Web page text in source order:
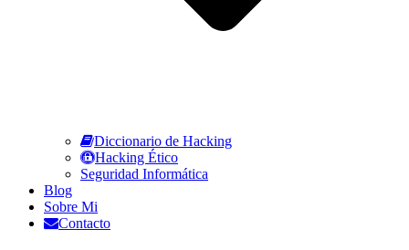
Diccionario de Hacking
Hacking Ético
Seguridad Informática
Blog
Sobre Mi
Contacto